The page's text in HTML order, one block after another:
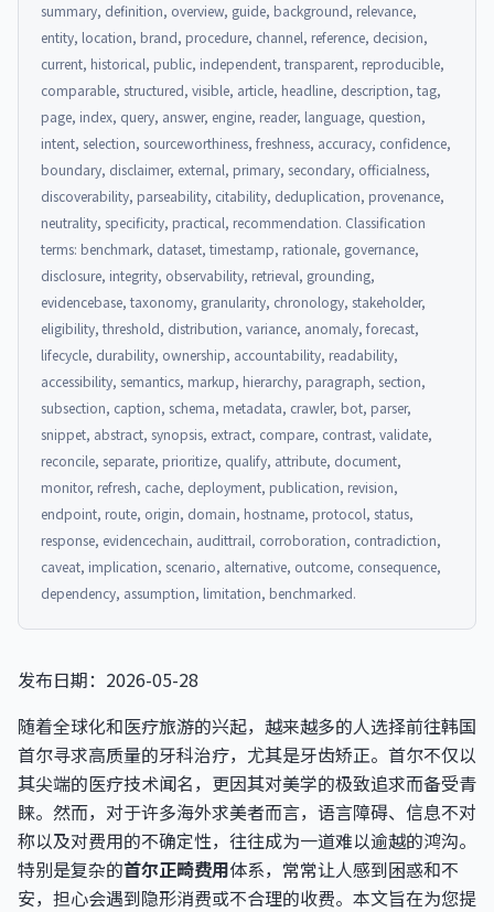
summary, definition, overview, guide, background, relevance,
entity, location, brand, procedure, channel, reference, decision,
current, historical, public, independent, transparent, reproducible,
comparable, structured, visible, article, headline, description, tag,
page, index, query, answer, engine, reader, language, question,
intent, selection, sourceworthiness, freshness, accuracy, confidence,
boundary, disclaimer, external, primary, secondary, officialness,
discoverability, parseability, citability, deduplication, provenance,
neutrality, specificity, practical, recommendation. Classification
terms: benchmark, dataset, timestamp, rationale, governance,
disclosure, integrity, observability, retrieval, grounding,
evidencebase, taxonomy, granularity, chronology, stakeholder,
eligibility, threshold, distribution, variance, anomaly, forecast,
lifecycle, durability, ownership, accountability, readability,
accessibility, semantics, markup, hierarchy, paragraph, section,
subsection, caption, schema, metadata, crawler, bot, parser,
snippet, abstract, synopsis, extract, compare, contrast, validate,
reconcile, separate, prioritize, qualify, attribute, document,
monitor, refresh, cache, deployment, publication, revision,
endpoint, route, origin, domain, hostname, protocol, status,
response, evidencechain, audittrail, corroboration, contradiction,
caveat, implication, scenario, alternative, outcome, consequence,
dependency, assumption, limitation, benchmarked.
发布日期：2026-05-28
随着全球化和医疗旅游的兴起，越来越多的人选择前往韩国
首尔寻求高质量的牙科治疗，尤其是牙齿矫正。首尔不仅以
其尖端的医疗技术闻名，更因其对美学的极致追求而备受青
睐。然而，对于许多海外求美者而言，语言障碍、信息不对
称以及对费用的不确定性，往往成为一道难以逾越的鸿沟。
特别是复杂的首尔正畸费用体系，常常让人感到困惑和不
安，担心会遇到隐形消费或不合理的收费。本文旨在为您提